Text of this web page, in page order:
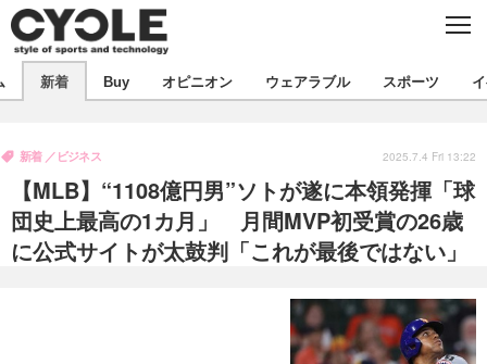
C
E
製品/用品
飲食
バックナンバー
コラム
インプレ
ボイス
デバイス
ビジネス
国内
海外
スポーツ
短信
まとめ
写真
イベント
スポーツ
文化
出版／映画
新着 Buy オピニオン ウェアラブル スポーツ
【MLB】“1108億円男”ソトが遂に本領発揮「球
団史上最高の1カ月」 月間MVP初受賞の26歳
に公式サイトが太鼓判「これが最後ではない」
新着 ビジネス 2025.7.4 Fri 13:22